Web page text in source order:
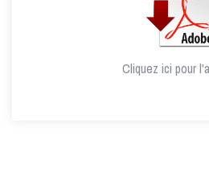
Cliquez ici pour